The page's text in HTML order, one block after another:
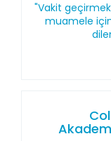
"Vakit
muamele